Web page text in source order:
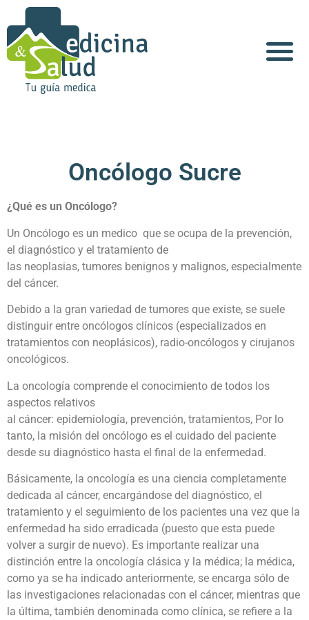
Oncólogo Sucre
¿Qué es un Oncólogo?
Un Oncólogo es un medico que se ocupa de la prevención,
el diagnóstico y el tratamiento de
las neoplasias, tumores benignos y malignos, especialmente
del cáncer.
Debido a la gran variedad de tumores que existe, se suele
distinguir entre oncólogos clínicos (especializados en
tratamientos con neoplásicos), radio-oncólogos y cirujanos
oncológicos.
La oncología comprende el conocimiento de todos los
aspectos relativos
al cáncer: epidemiología, prevención, tratamientos, Por lo
tanto, la misión del oncólogo es el cuidado del paciente
desde su diagnóstico hasta el final de la enfermedad.
Básicamente, la oncología es una ciencia completamente
dedicada al cáncer, encargándose del diagnóstico, el
tratamiento y el seguimiento de los pacientes una vez que la
enfermedad ha sido erradicada (puesto que esta puede
volver a surgir de nuevo). Es importante realizar una
distinción entre la oncología clásica y la médica; la médica,
como ya se ha indicado anteriormente, se encarga sólo de
las investigaciones relacionadas con el cáncer, mientras que
la última, también denominada como clínica, se refiere a la